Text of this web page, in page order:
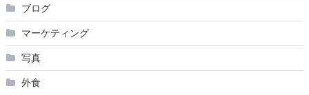
ブログ
マーケティング
写真
外食